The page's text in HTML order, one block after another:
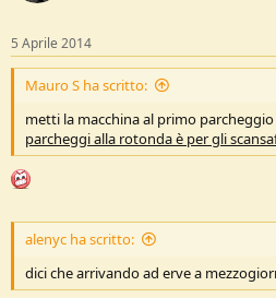
5 Aprile 2014
Mauro S ha scritto:
metti la macchina al primo
parcheggi alla rotonda è per gli
alenyc ha scritto:
dici che arrivando ad erve a